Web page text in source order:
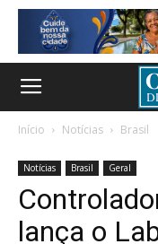
Início Notícias Brasil
Notícias Brasil Geral
lança o